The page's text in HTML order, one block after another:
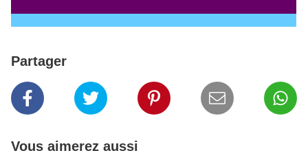
Partager
Vous aimerez aussi